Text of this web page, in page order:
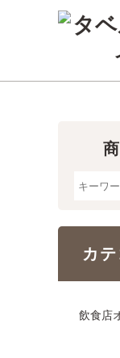
カ
飲食店